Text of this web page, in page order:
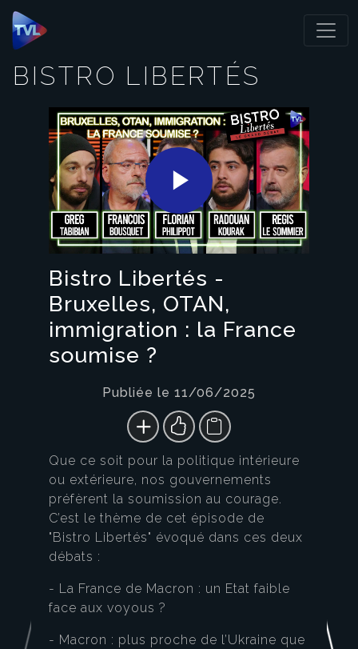
Panneau de gestion des cookies
BISTRO LIBERTÉS
Play
Video
Bistro Libertés -
Bruxelles, OTAN,
immigration : la France
soumise ?
Publiée le 11/06/2025
Que ce soit pour la politique intérieure
ou extérieure, nos gouvernements
préfèrent la soumission au courage.
C’est le thème de cet épisode de
"Bistro Libertés" évoqué dans ces deux
débats :
- La France de Macron : un Etat faible
face aux voyous ?
- Macron : plus proche de l’Ukraine que